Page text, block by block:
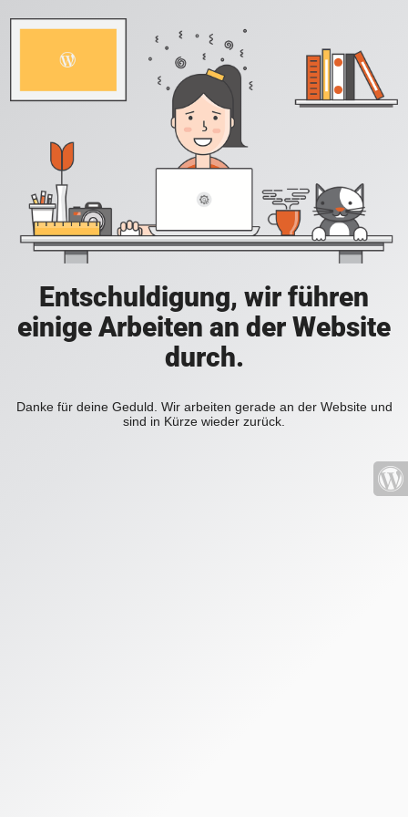
Entschuldigung, wir führen
einige Arbeiten an der Website
durch.
Danke für deine Geduld. Wir arbeiten gerade an der Website und
sind in Kürze wieder zurück.